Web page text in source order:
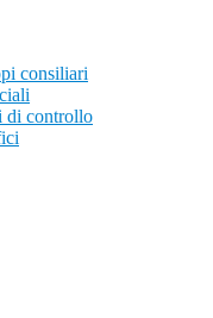
consiliari
di controllo